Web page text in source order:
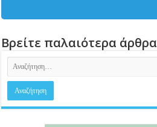
Βρείτε παλαιότερα άρθρα